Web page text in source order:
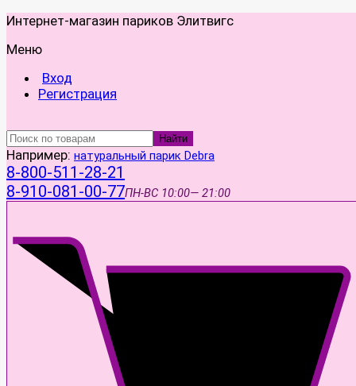
Интернет-магазин париков Элитвигс
Меню
Вход
Регистрация
Найти
Например: натуральный парик Debra
8-800-511-28-21
8-910-081-00-77ПН-ВС 10:00— 21:00